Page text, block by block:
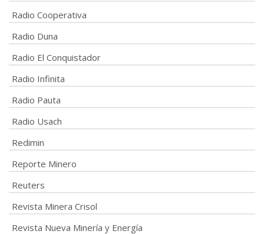
Radio Cooperativa
Radio Duna
Radio El Conquistador
Radio Infinita
Radio Pauta
Radio Usach
Redimin
Reporte Minero
Reuters
Revista Minera Crisol
Revista Nueva Minería y Energía